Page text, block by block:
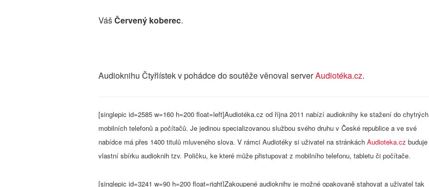
VášČervený koberec.
Audioknihu Čtyřlístek v pohádce do soutěže věnoval serverAudiotéka.cz.
[singlepic id=2585 w=160 h=200 float=left]Audiotéka.cz od října 2011 nabízí audioknihy ke stažení do chytrých
mobilních telefonů a počítačů. Je jedinou specializovanou službou svého druhu v České republice a ve své
nabídce má přes 1400 titulů mluveného slova. V rámci Audiotéky si uživatel na stránkách Audioteka.cz buduje
vlastní sbírku audioknih tzv. Poličku, ke které může přistupovat z mobilního telefonu, tabletu či počítače.
[singlepic id=3241 w=90 h=200 float=right]Zakoupené audioknihy je možné opakovaně stahovat a uživatel tak